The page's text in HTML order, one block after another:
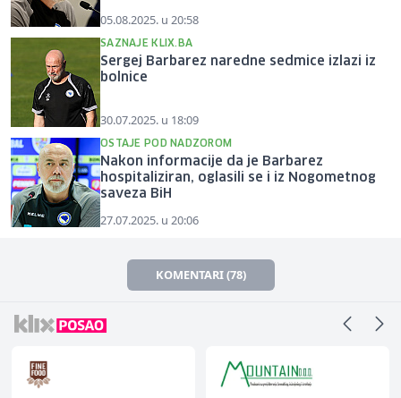
05.08.2025. u 20:58
SAZNAJE KLIX.BA
Sergej Barbarez naredne sedmice izlazi iz
bolnice
30.07.2025. u 18:09
OSTAJE POD NADZOROM
Nakon informacije da je Barbarez
hospitaliziran, oglasili se i iz Nogometnog
saveza BiH
27.07.2025. u 20:06
KOMENTARI (78)